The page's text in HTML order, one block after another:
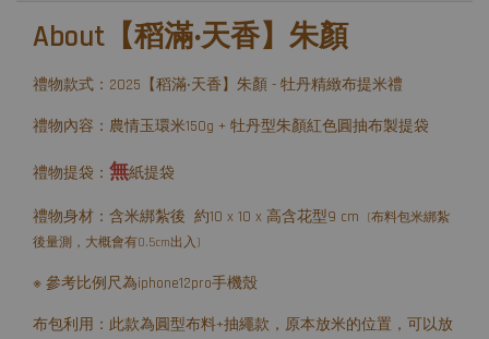
About【稻滿‧天香】朱顏
禮物款式：2025【稻滿‧天香】朱顏 - 牡丹精緻布提米禮
禮物內容：農情玉環米150g + 牡丹型朱顏紅色圓抽布製提袋
禮物提袋： 無紙提袋
禮物身材：含米綁紮後 約10 x 10 x 高含花型9 cm (布料包米綁紮
後量測，大概會有0.5cm出入)
※ 參考比例尺為iphone12pro手機殼
布包利用：此款為圓型布料+抽繩款，原本放米的位置，可以放